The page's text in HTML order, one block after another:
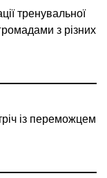
тренувальної
з різних
із переможцем